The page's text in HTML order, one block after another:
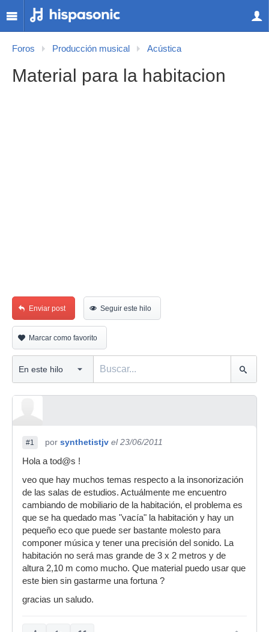
Foros Producción musical Acústica
Material para la habitacion
Enviar post Seguir este hilo
Marcar como favorito
#1 por synthetistjv el 23/06/2011
Hola a tod@s !
veo que hay muchos temas respecto a la insonorización
de las salas de estudios. Actuálmente me encuentro
cambiando de mobiliario de la habitación, el problema es
que se ha quedado mas "vacía" la habitación y hay un
pequeño eco que puede ser bastante molesto para
componer música y tener una precisión del sonido. La
habitación no será mas grande de 3 x 2 metros y de
altura 2,10 m como mucho. Que material puedo usar que
este bien sin gastarme una fortuna ?
gracias un saludo.